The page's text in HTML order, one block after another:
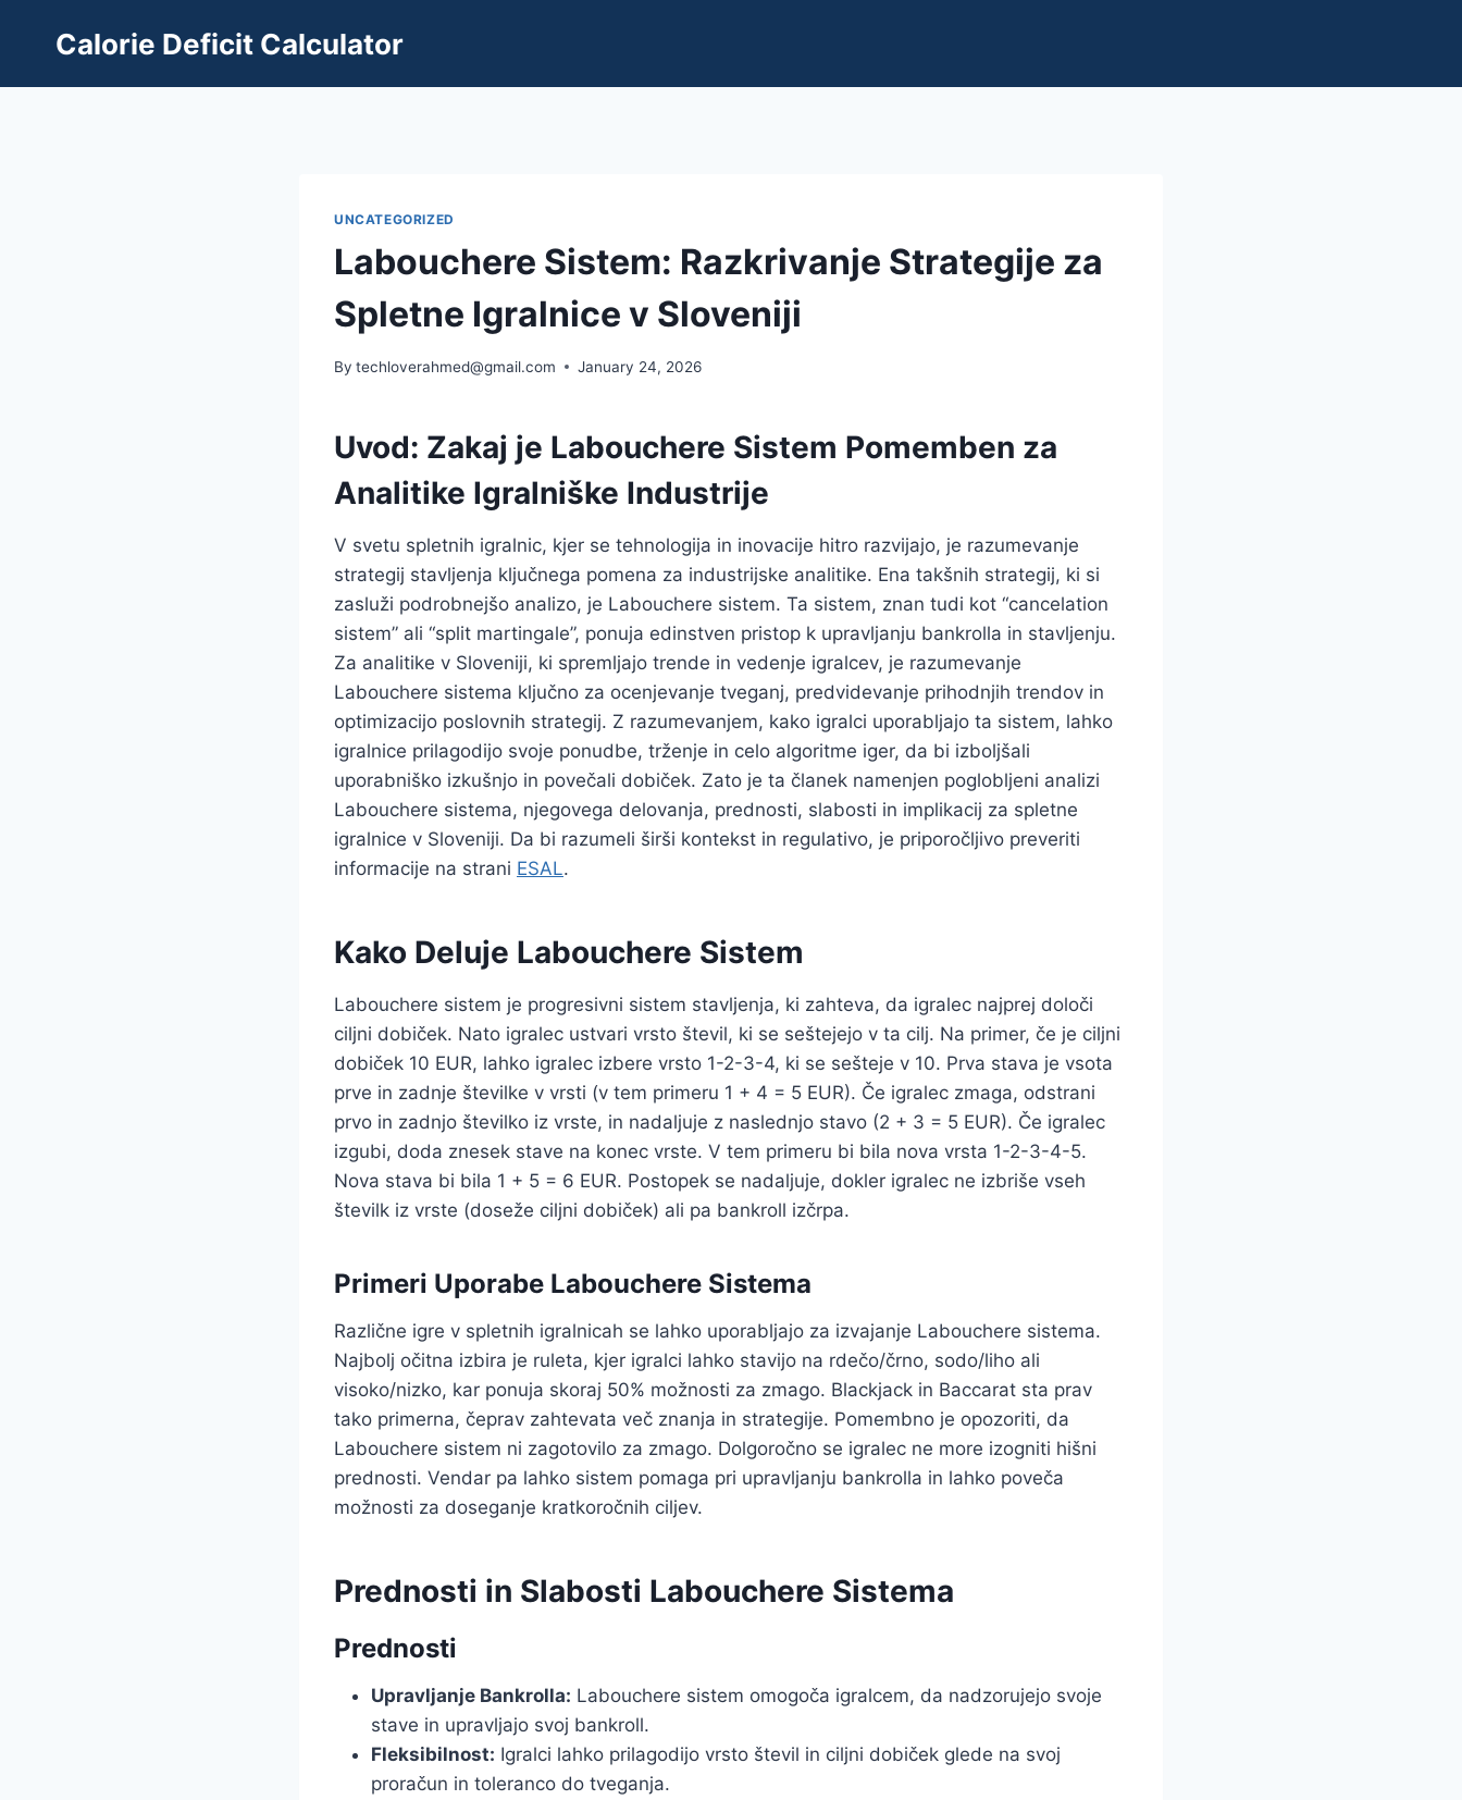
Calorie Deficit Calculator
UNCATEGORIZED
Labouchere Sistem: Razkrivanje Strategije za
Spletne Igralnice v Sloveniji
By techloverahmed@gmail.com January 24, 2026
Uvod: Zakaj je Labouchere Sistem Pomemben za
Analitike Igralniške Industrije
V svetu spletnih igralnic, kjer se tehnologija in inovacije hitro razvijajo, je razumevanje
strategij stavljenja ključnega pomena za industrijske analitike. Ena takšnih strategij, ki si
zasluži podrobnejšo analizo, je Labouchere sistem. Ta sistem, znan tudi kot “cancelation
sistem” ali “split martingale”, ponuja edinstven pristop k upravljanju bankrolla in stavljenju.
Za analitike v Sloveniji, ki spremljajo trende in vedenje igralcev, je razumevanje
Labouchere sistema ključno za ocenjevanje tveganj, predvidevanje prihodnjih trendov in
optimizacijo poslovnih strategij. Z razumevanjem, kako igralci uporabljajo ta sistem, lahko
igralnice prilagodijo svoje ponudbe, trženje in celo algoritme iger, da bi izboljšali
uporabniško izkušnjo in povečali dobiček. Zato je ta članek namenjen poglobljeni analizi
Labouchere sistema, njegovega delovanja, prednosti, slabosti in implikacij za spletne
igralnice v Sloveniji. Da bi razumeli širši kontekst in regulativo, je priporočljivo preveriti
informacije na strani ESAL.
Kako Deluje Labouchere Sistem
Labouchere sistem je progresivni sistem stavljenja, ki zahteva, da igralec najprej določi
ciljni dobiček. Nato igralec ustvari vrsto števil, ki se seštejejo v ta cilj. Na primer, če je ciljni
dobiček 10 EUR, lahko igralec izbere vrsto 1-2-3-4, ki se sešteje v 10. Prva stava je vsota
prve in zadnje številke v vrsti (v tem primeru 1 + 4 = 5 EUR). Če igralec zmaga, odstrani
prvo in zadnjo številko iz vrste, in nadaljuje z naslednjo stavo (2 + 3 = 5 EUR). Če igralec
izgubi, doda znesek stave na konec vrste. V tem primeru bi bila nova vrsta 1-2-3-4-5.
Nova stava bi bila 1 + 5 = 6 EUR. Postopek se nadaljuje, dokler igralec ne izbriše vseh
številk iz vrste (doseže ciljni dobiček) ali pa bankroll izčrpa.
Primeri Uporabe Labouchere Sistema
Različne igre v spletnih igralnicah se lahko uporabljajo za izvajanje Labouchere sistema.
Najbolj očitna izbira je ruleta, kjer igralci lahko stavijo na rdečo/črno, sodo/liho ali
visoko/nizko, kar ponuja skoraj 50% možnosti za zmago. Blackjack in Baccarat sta prav
tako primerna, čeprav zahtevata več znanja in strategije. Pomembno je opozoriti, da
Labouchere sistem ni zagotovilo za zmago. Dolgoročno se igralec ne more izogniti hišni
prednosti. Vendar pa lahko sistem pomaga pri upravljanju bankrolla in lahko poveča
možnosti za doseganje kratkoročnih ciljev.
Prednosti in Slabosti Labouchere Sistema
Prednosti
Upravljanje Bankrolla: Labouchere sistem omogoča igralcem, da nadzorujejo svoje
stave in upravljajo svoj bankroll.
Fleksibilnost: Igralci lahko prilagodijo vrsto števil in ciljni dobiček glede na svoj
proračun in toleranco do tveganja.